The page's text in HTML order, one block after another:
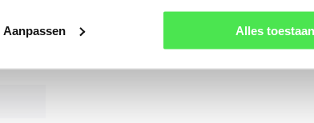
Aanpassen Alles toestaan